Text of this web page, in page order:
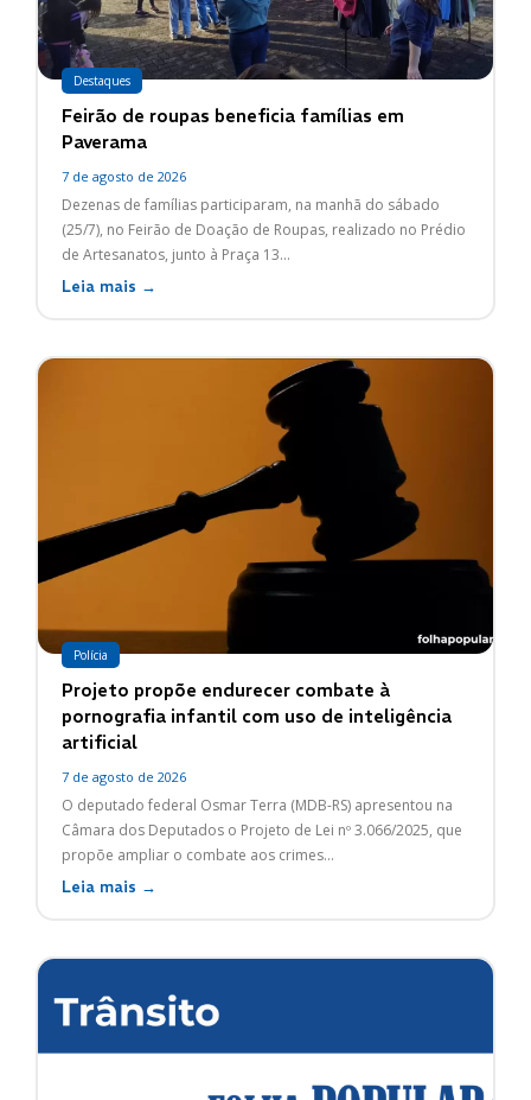
Destaques
Feirão de roupas beneficia famílias em
Paverama
7 de agosto de 2026
Dezenas de famílias participaram, na manhã do sábado
(25/7), no Feirão de Doação de Roupas, realizado no Prédio
de Artesanatos, junto à Praça 13...
Leia mais →
Polícia
Projeto propõe endurecer combate à
pornografia infantil com uso de inteligência
artificial
7 de agosto de 2026
O deputado federal Osmar Terra (MDB-RS) apresentou na
Câmara dos Deputados o Projeto de Lei nº 3.066/2025, que
propõe ampliar o combate aos crimes...
Leia mais →